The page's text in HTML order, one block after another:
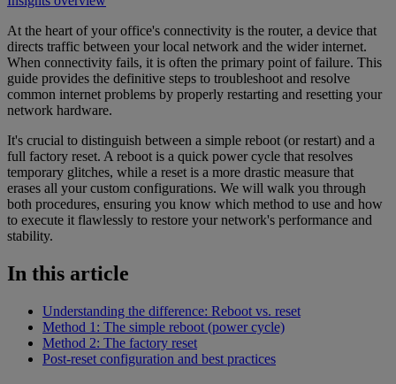
At the heart of your office's connectivity is the router, a device that
directs traffic between your local network and the wider internet.
When connectivity fails, it is often the primary point of failure. This
guide provides the definitive steps to troubleshoot and resolve
common internet problems by properly restarting and resetting your
network hardware.
It's crucial to distinguish between a simple reboot (or restart) and a
full factory reset. A reboot is a quick power cycle that resolves
temporary glitches, while a reset is a more drastic measure that
erases all your custom configurations. We will walk you through
both procedures, ensuring you know which method to use and how
to execute it flawlessly to restore your network's performance and
stability.
In this article
Understanding the difference: Reboot vs. reset
Method 1: The simple reboot (power cycle)
Method 2: The factory reset
Post-reset configuration and best practices